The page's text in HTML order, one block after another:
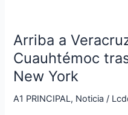
Arriba a
Cuauhtémoc
New York
A1 PRINCIPAL, Noticia /
Veracruz
Buque
Escuela
Cuauhtémoc
tras